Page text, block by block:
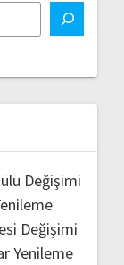
Değişimi
Değişimi
Yenileme